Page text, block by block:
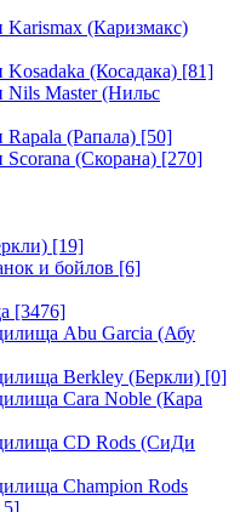
(Каризмакс)
(Косадака) [81]
Master (Нильс
(Рапала) [50]
(Скорана) [270]
[19]
и бойлов [6]
[3476]
Abu Garcia (Абу
Berkley (Беркли) [0]
Cara Noble (Кара
CD Rods (СиДи
Champion Rods